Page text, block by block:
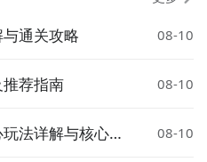
通关攻略 08-10
荐指南 08-10
法详解与核心机
08-10